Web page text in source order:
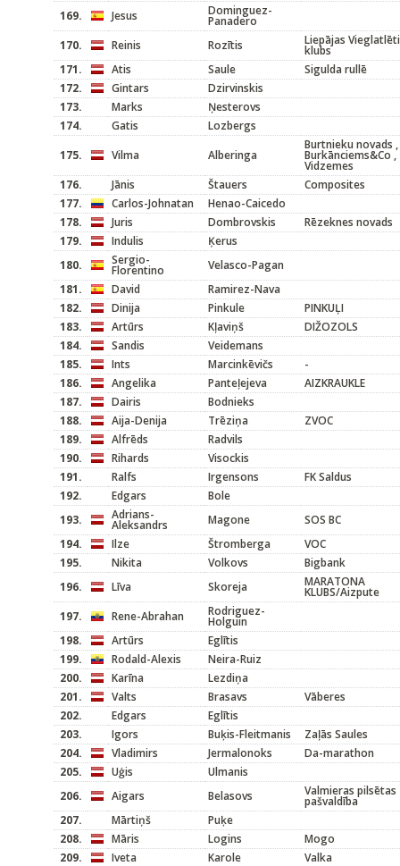
169.
Jesus Dominguez-
Panadero
170.
Reinis Rozītis Liepājas
klubs
171.
Atis Saule
Sigulda rullē
172.
Gintars
Dzirvinskis
173.
Marks
Ņesterovs
174.
Gatis
Lozbergs
175.
Vilma Alberinga
Burtnieku novads ,
Burkānciems&Co ,
Vidzemes
176.
Jānis Štauers
Composites
177.
Carlos-Johnatan
Henao-Caicedo
178.
Juris Dombrovskis
Rēzeknes novads
179.
Indulis
Ķerus
180.
Sergio-
Florentino
Velasco-Pagan
181.
David
Ramirez-Nava
182.
Dinija Pinkule
PINKUĻI
183.
Artūrs Kļaviņš
DIŽOZOLS
184.
Sandis
Veidemans
185.
Ints Marcinkēvičs
-
186.
Angelika Panteļejeva
AIZKRAUKLE
187.
Dairis
Bodnieks
188.
Aija-Denija Trēziņa
ZVOC
189.
Alfrēds
Radvils
190.
Rihards
Visockis
191.
Ralfs Irgensons
FK Saldus
192.
Edgars
Bole
193.
Adrians-
Aleksandrs Magone
SOS BC
194.
Ilze Štromberga
VOC
195.
Nikita Volkovs
Bigbank
196.
Līva Skoreja MARATONA
KLUBS/Aizpute
197.
Rene-Abrahan Rodriguez-
Holguin
198.
Artūrs
Eglītis
199.
Rodald-Alexis
Neira-Ruiz
200.
Karīna
Lezdiņa
201.
Valts Brasavs
Vāberes
202.
Edgars
Eglītis
203.
Igors Buķis-Fleitmanis
Zaļās Saules
204.
Vladimirs Jermalonoks
Da-marathon
205.
Uģis
Ulmanis
206.
Aigars Belasovs Valmieras pilsētas
pašvaldība
207.
Mārtiņš
Puķe
208.
Māris Logins
Mogo
209.
Iveta Karole
Valka